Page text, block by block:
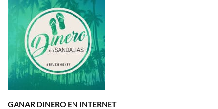
GANAR DINERO EN INTERNET